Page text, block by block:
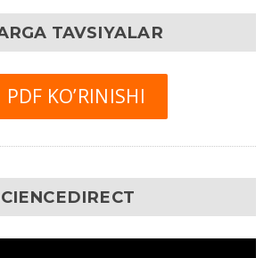
TAVSIYALAR
PDF KO’RINISHI